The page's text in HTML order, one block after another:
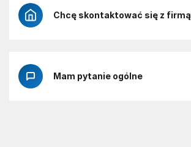
Chcę skontaktować się z firmą
Mam pytanie ogólne